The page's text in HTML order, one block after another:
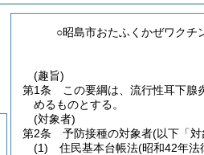
○昭島市おたふくかぜワクチ
(趣旨)
第1条
この要綱は、流行性耳下腺
めるものとする。
(対象者)
第2条
予防接種の対象者(以下「
(1)
住民基本台帳法(昭和42年法